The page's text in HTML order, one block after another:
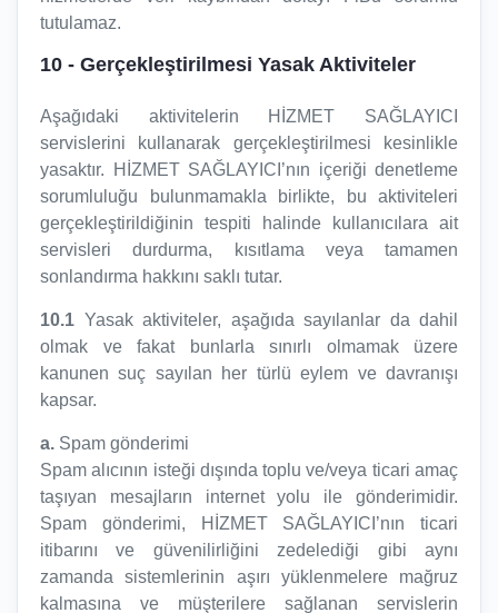
tutulamaz.
10 - Gerçekleştirilmesi Yasak Aktiviteler
Aşağıdaki aktivitelerin HİZMET SAĞLAYICI
servislerini kullanarak gerçekleştirilmesi kesinlikle
yasaktır. HİZMET SAĞLAYICI’nın içeriği denetleme
sorumluluğu bulunmamakla birlikte, bu aktiviteleri
gerçekleştirildiğinin tespiti halinde kullanıcılara ait
servisleri durdurma, kısıtlama veya tamamen
sonlandırma hakkını saklı tutar.
10.1 Yasak aktiviteler, aşağıda sayılanlar da dahil
olmak ve fakat bunlarla sınırlı olmamak üzere
kanunen suç sayılan her türlü eylem ve davranışı
kapsar.
a. Spam gönderimi
Spam alıcının isteği dışında toplu ve/veya ticari amaç
taşıyan mesajların internet yolu ile gönderimidir.
Spam gönderimi, HİZMET SAĞLAYICI’nın ticari
itibarını ve güvenilirliğini zedelediği gibi aynı
zamanda sistemlerinin aşırı yüklenmelere mağruz
kalmasına ve müşterilere sağlanan servislerin